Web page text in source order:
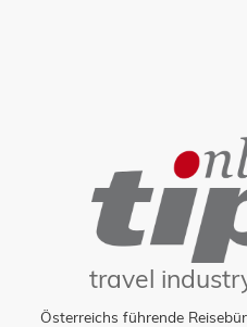
travel
Österreichs führende